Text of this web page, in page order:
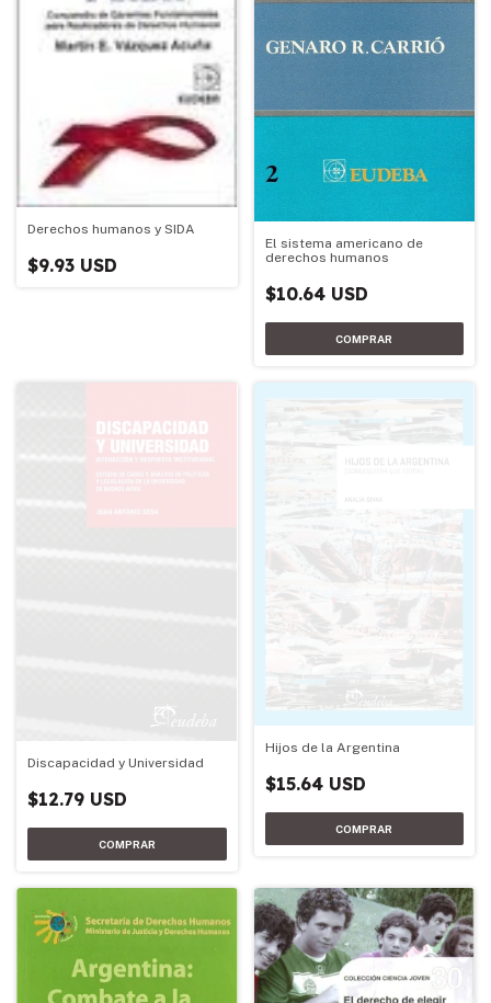
Derechos humanos y SIDA
$9.93 USD
El sistema americano de
derechos humanos
$10.64 USD
Discapacidad y Universidad
$12.79 USD
Hijos de la Argentina
$15.64 USD